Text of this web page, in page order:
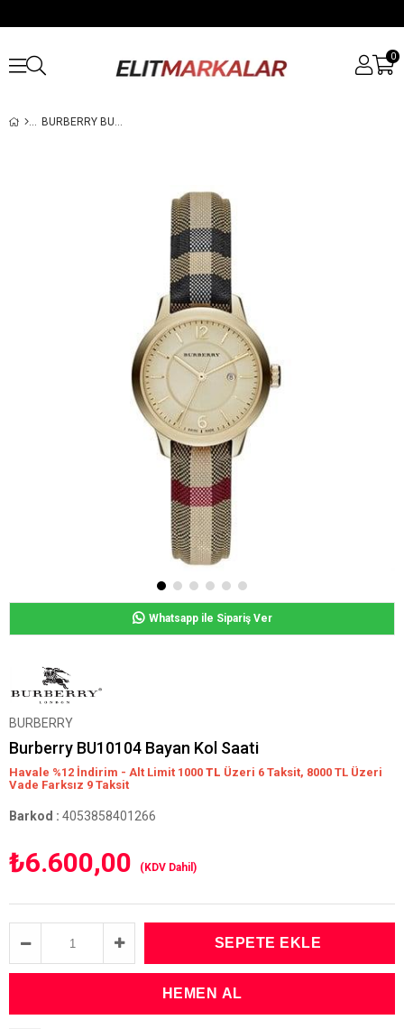
0
BURBERRY BU10104 BAYAN KOL SAATI
Whatsapp ile Sipariş Ver
BURBERRY
Burberry BU10104 Bayan Kol Saati
Havale %12 İndirim - Alt Limit 1000 TL Üzeri 6 Taksit, 8000 TL Üzeri
Vade Farksız 9 Taksit
Barkod : 4053858401266
₺6.600,00 (KDV Dahil)